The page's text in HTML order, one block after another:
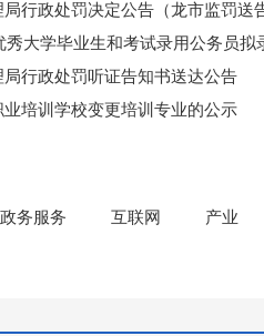
行政处罚决定公告（龙市监罚送
秀大学毕业生和考试录用公务员拟
行政处罚听证告知书送达公告
〕71号）
培训学校变更培训专业的公示
政务服务 互联网 产业